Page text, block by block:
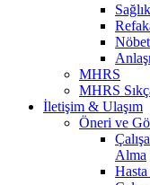
MHRS
MHRS
İletişim & Ulaşım
Öneri ve
Alma